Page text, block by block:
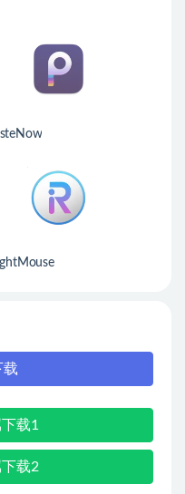
载
载1
载2